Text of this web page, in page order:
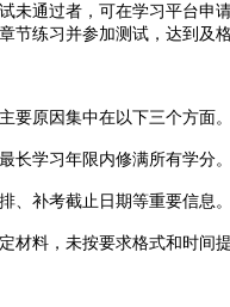
通过者，可在学习平台申
练习并参加测试，达到及
原因集中在以下三个方面。
习年限内修满所有学分
考截止日期等重要信息。
料，未按要求格式和时间提